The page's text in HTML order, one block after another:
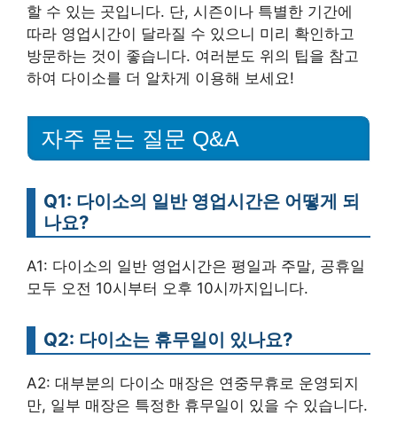
할 수 있는 곳입니다. 단, 시즌이나 특별한 기간에
따라 영업시간이 달라질 수 있으니 미리 확인하고
방문하는 것이 좋습니다. 여러분도 위의 팁을 참고
하여 다이소를 더 알차게 이용해 보세요!
자주 묻는 질문 Q&A
Q1: 다이소의 일반 영업시간은 어떻게 되
나요?
A1: 다이소의 일반 영업시간은 평일과 주말, 공휴일
모두 오전 10시부터 오후 10시까지입니다.
Q2: 다이소는 휴무일이 있나요?
A2: 대부분의 다이소 매장은 연중무휴로 운영되지
만, 일부 매장은 특정한 휴무일이 있을 수 있습니다.